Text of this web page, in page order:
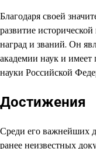
Благодаря своей
развитие
наград и званий. Он
академии наук и имеет
науки Российской
Достижения
Среди его важнейших
ранее неизвестных